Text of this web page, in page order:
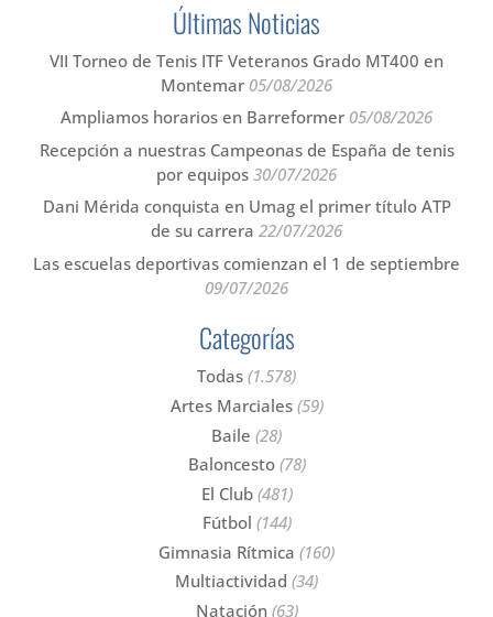
Últimas Noticias
VII Torneo de Tenis ITF Veteranos Grado MT400 en
Montemar 05/08/2026
Ampliamos horarios en Barreformer 05/08/2026
Recepción a nuestras Campeonas de España de tenis
por equipos 30/07/2026
Dani Mérida conquista en Umag el primer título ATP
de su carrera 22/07/2026
Las escuelas deportivas comienzan el 1 de septiembre
09/07/2026
Categorías
Todas (1.578)
Artes Marciales(59)
Baile (28)
Baloncesto(78)
El Club(481)
Fútbol (144)
Gimnasia Rítmica (160)
Multiactividad (34)
Natación(63)